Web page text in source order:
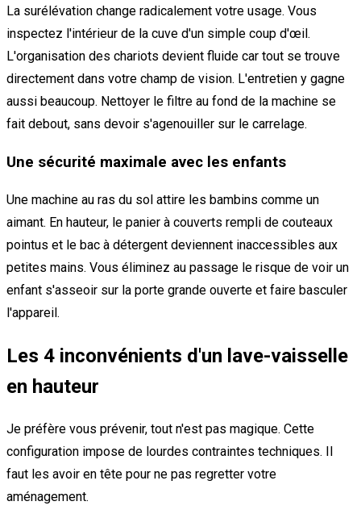
La surélévation change radicalement votre usage. Vous
inspectez l'intérieur de la cuve d'un simple coup d'œil.
L'organisation des chariots devient fluide car tout se trouve
directement dans votre champ de vision. L'entretien y gagne
aussi beaucoup. Nettoyer le filtre au fond de la machine se
fait debout, sans devoir s'agenouiller sur le carrelage.
Une sécurité maximale avec les enfants
Une machine au ras du sol attire les bambins comme un
aimant. En hauteur, le panier à couverts rempli de couteaux
pointus et le bac à détergent deviennent inaccessibles aux
petites mains. Vous éliminez au passage le risque de voir un
enfant s'asseoir sur la porte grande ouverte et faire basculer
l'appareil.
Les 4 inconvénients d'un lave-vaisselle
en hauteur
Je préfère vous prévenir, tout n'est pas magique. Cette
configuration impose de lourdes contraintes techniques. Il
faut les avoir en tête pour ne pas regretter votre
aménagement.